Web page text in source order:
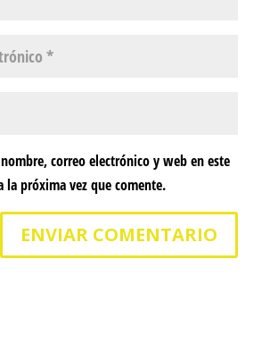
correo electrónico y web en este
la próxima vez que comente.